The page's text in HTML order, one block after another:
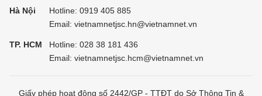
Hà Nội Hotline: 0919 405 885
Email: vietnamnetjsc.hn@vietnamnet.vn
TP. HCM Hotline: 028 38 181 436
Email: vietnamnetjsc.hcm@vietnamnet.vn
Giấy phép hoạt động số 2442/GP - TTĐT do Sở Thông Tin &